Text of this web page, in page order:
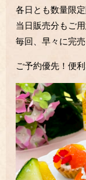
各日とも数量限定
当日販売分もご
毎回、早々に完
ご予約優先！便